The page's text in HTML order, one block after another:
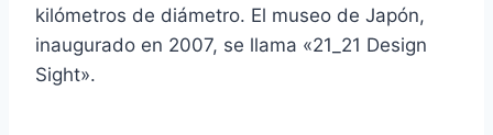
kilómetros de diámetro. El museo de Japón,
inaugurado en 2007, se llama «21_21 Design
Sight».